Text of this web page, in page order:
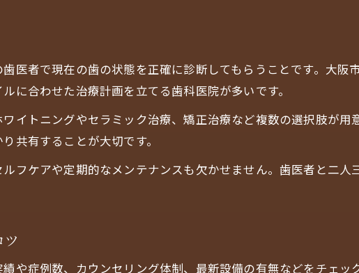
大阪市中央区で注目の審美歯科体験レビュー
歯医者が教える美しい白さを保つ習慣づくり
審美歯科の歯医者で体験できる自然美の追求
働く女性が通いやすい瓦町エリアの歯医者事情
歯医者の審美ケアが忙しい女性に選ばれる理由
医者で現在の歯の状態を正確に診断してもらうことです。大阪
に合わせた治療計画を立てる歯科医院が多いです。
イトニングやセラミック治療、矯正治療など複数の選択肢が用
共有することが大切です。
フケアや定期的なメンテナンスも欠かせません。歯医者と二人
や症例数、カウンセリング体制、最新設備の有無などをチェッ